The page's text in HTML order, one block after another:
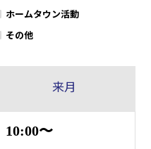
ホームタウン活動
その他
来月
10:00〜